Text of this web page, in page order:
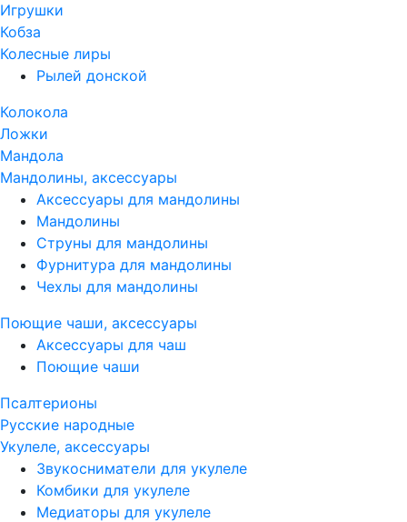
Игрушки
Кобза
Колесные лиры
Рылей донской
Колокола
Ложки
Мандола
Мандолины, аксессуары
Аксессуары для мандолины
Мандолины
Струны для мандолины
Фурнитура для мандолины
Чехлы для мандолины
Поющие чаши, аксессуары
Аксессуары для чаш
Поющие чаши
Псалтерионы
Русские народные
Укулеле, аксессуары
Звукосниматели для укулеле
Комбики для укулеле
Медиаторы для укулеле